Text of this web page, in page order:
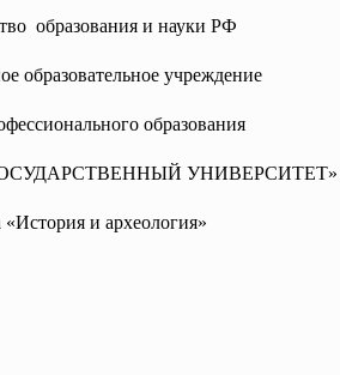
образования и науки РФ
образовательное учреждение
образования
УНИВЕРСИТЕТ»
и археология»